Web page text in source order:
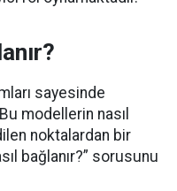
sayesinde
modellerin nasıl
noktalardan bir
bağlanır?” sorusunu